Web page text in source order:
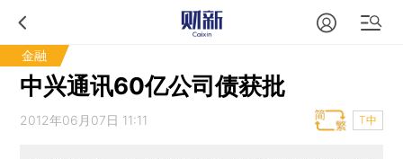
金融
中兴通讯60亿公司债获批
2012年06月07日 11:11 T中